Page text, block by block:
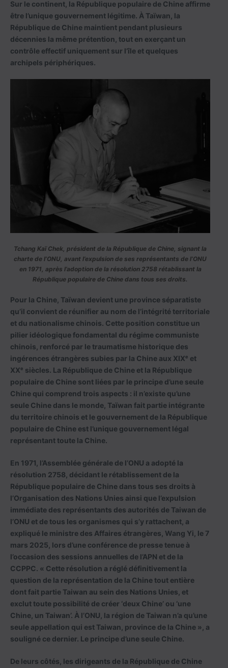
Sur le continent, la République populaire de Chine affirme
être l’unique gouvernement légitime. À Taïwan, la
République de Chine maintient pendant plusieurs
décennies la même prétention, tout en exerçant un
contrôle effectif uniquement sur l’île et quelques
archipels périphériques.
Tchang Kaï Chek, président de la République de Chine, signant la
charte de l’ONU, avant l’expulsion de ses représentants de l’ONU
en 1971, après l’adoption de la résolution 2758 rétablissant la
République populaire de Chine dans tous ses droits.
Pour la Chine, Taïwan devient une province séparatiste
qu’il convient de réunifier au nom de l’intégrité territoriale
et du nationalisme chinois. Cette position constitue un
pilier idéologique fondamental du régime communiste
chinois, renforcé par le traumatisme historique des
ingérences étrangères subies par la Chine aux XIXᵉ et
XXᵉ siècles. La République de Chine et la République
populaire de Chine sont liées par le principe d’une seule
Chine qui comprend trois aspects : il n’existe qu’une
seule Chine dans le monde, Taïwan fait partie intégrante
du territoire chinois et le gouvernement de la République
populaire de Chine est l’unique gouvernement légal
représentant toute la Chine.
En 1971, l’Assemblée générale de l’ONU a adopté la
résolution 2758, décidant le rétablissement de la
République populaire de Chine dans tous ses droits à
l’Organisation des Nations Unies ainsi que l’expulsion
immédiate des représentants des autorités de Taiwan de
l’ONU et de tous les organismes qui s’y rattachent, a
expliqué le ministre des Affaires étrangères, Wang Yi, le 7
mars 2025, lors d’une conférence de presse tenue à
l’occasion des sessions annuelles de l’APN et de la
CCPPC. « Cette résolution a réglé définitivement la
question de la représentation de la Chine tout entière
dont fait partie Taiwan au sein des Nations Unies, et
exclut toute possibilité de créer ‘deux Chine’ ou ‘une
Chine, un Taiwan’. À l’ONU, la région de Taiwan n’a qu’une
seule appellation qui est Taiwan, province de la Chine », a
souligné ce dernier. Le principe d’une seule Chine.
De leurs côtés, les dirigeants de la République de Chine